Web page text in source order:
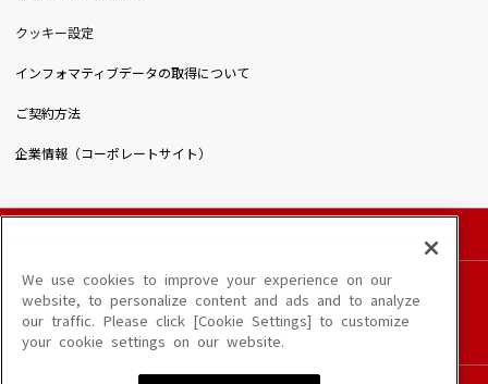
クッキー設定
インフォマティブデータの取得について
ご契約方法
企業情報（コーポレートサイト）
このサイトに掲載されている一切の文章・画像・写真・動画・音声等を、手段や形態を
問わず、著作権法の定める範囲を超えて無断で複製、転載、ファイル化などすることを
禁じます。
楽曲によりMYリスト保存ができない場合があります。
We use cookies to improve your experience on our
website, to personalize content and ads and to analyze
our traffic. Please click [Cookie Settings] to customize
your cookie settings on our website.